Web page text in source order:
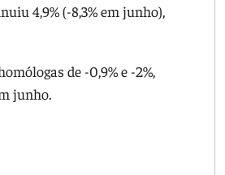
4,9% (-8,3% em junho),
de -0,9% e -2%,
junho.